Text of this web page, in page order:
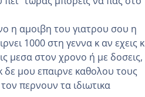
η αμοιβη του γιατρου σου η
1000 στη γεννα κ αν εχεις κ
μεσα στον χρονο ή με δοσεις,
δε μου επαιρνε καθολου τους
περνουν τα ιδιωτικα